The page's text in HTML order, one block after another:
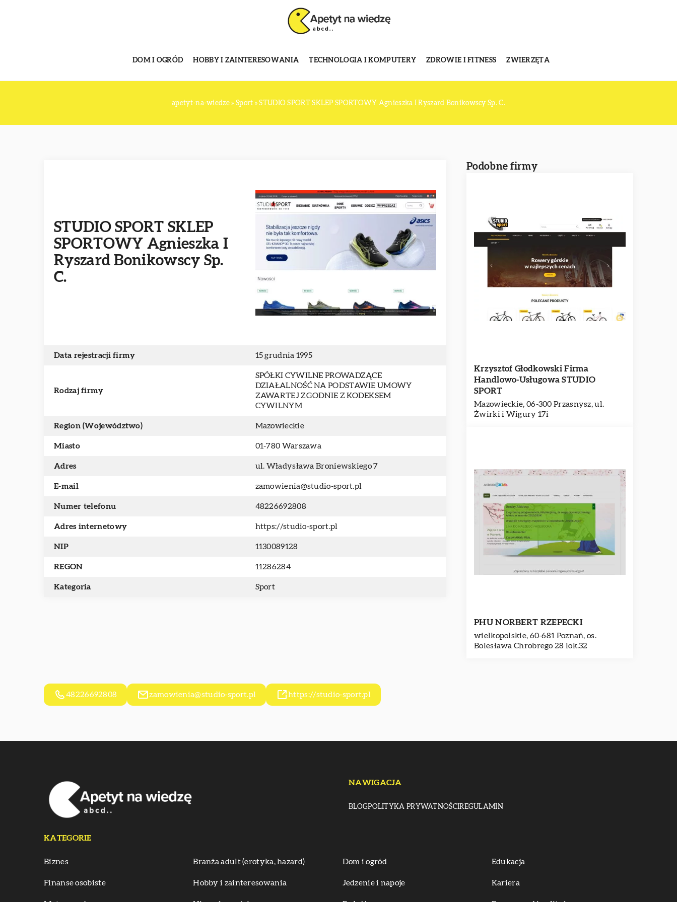
DOM I OGRÓD HOBBY I ZAINTERESOWANIA TECHNOLOGIA I KOMPUTERY ZDROWIE I FITNESS ZWIERZĘTA
apetyt-na-wiedze » Sport »STUDIO SPORT SKLEP SPORTOWY Agnieszka I Ryszard Bonikowscy Sp. C.
STUDIO SPORT SKLEP
SPORTOWY Agnieszka I
Ryszard Bonikowscy Sp.
C.
Data rejestracji firmy 15 grudnia 1995
Rodzaj firmy
SPÓŁKI CYWILNE PROWADZĄCE
DZIAŁALNOŚĆ NA PODSTAWIE UMOWY
ZAWARTEJ ZGODNIE Z KODEKSEM
CYWILNYM
Region (Województwo) Mazowieckie
Miasto 01-780 Warszawa
Adres ul. Władysława Broniewskiego 7
E-mail zamowienia@studio-sport.pl
Numer telefonu 48226692808
Adres internetowy https://studio-sport.pl
NIP 1130089128
REGON 11286284
Kategoria Sport
Podobne firmy
Krzysztof Głodkowski Firma
Handlowo-Usługowa STUDIO
SPORT
Mazowieckie, 06-300 Przasnysz, ul.
Żwirki i Wigury 17i
PHU NORBERT RZEPECKI
wielkopolskie, 60-681 Poznań, os.
Bolesława Chrobrego 28 lok.32
48226692808 zamowienia@studio-sport.pl https://studio-sport.pl
NAWIGACJA
BLOGPOLITYKA PRYWATNOŚCIREGULAMIN
KATEGORIE
Biznes Branża adult (erotyka, hazard) Dom i ogród Edukacja
Finanse osobiste Hobby i zainteresowania Jedzenie i napoje Kariera